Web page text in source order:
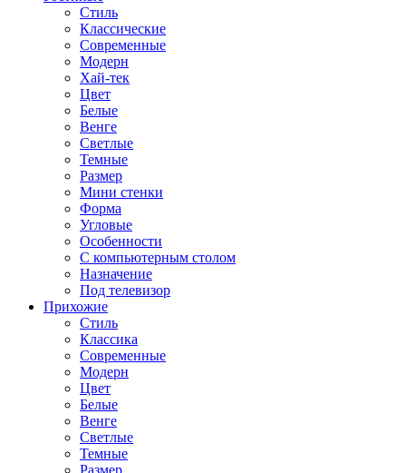
Стиль
Классические
Современные
Модерн
Хай-тек
Цвет
Белые
Венге
Светлые
Темные
Размер
Мини стенки
Форма
Угловые
Особенности
С компьютерным столом
Назначение
Под телевизор
Прихожие
Стиль
Классика
Современные
Модерн
Цвет
Белые
Венге
Светлые
Темные
Размер